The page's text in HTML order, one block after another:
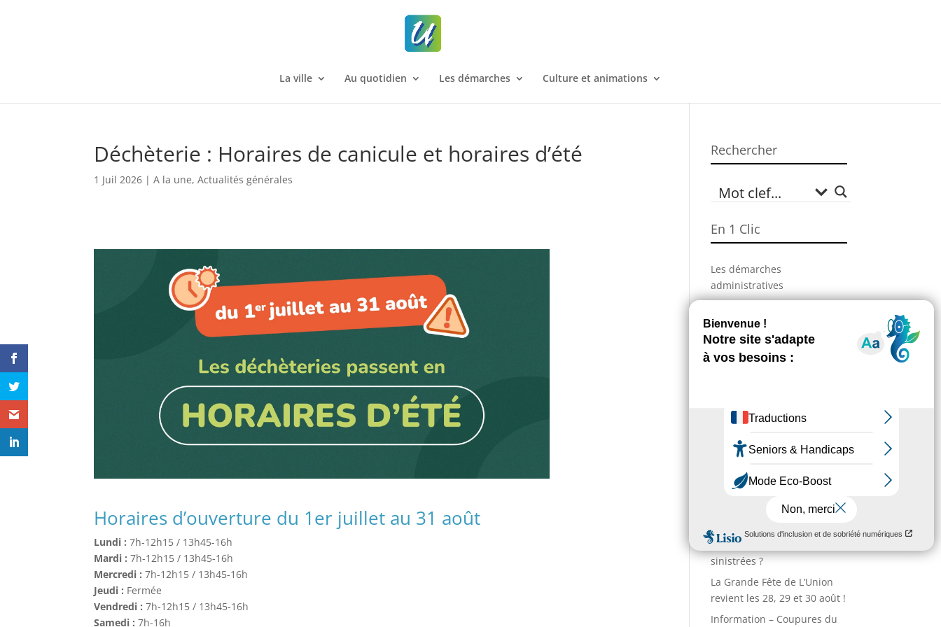
La ville Au quotidien Les démarches Culture et animations
Déchèterie : Horaires de canicule et horaires d’été
1 Juil 2026 |A la une,Actualités générales
Horaires d’ouverture du 1er juillet au 31 août
Lundi : 7h-12h15 / 13h45-16h
Mardi : 7h-12h15 / 13h45-16h
Mercredi : 7h-12h15 / 13h45-16h
Jeudi : Fermée
Vendredi : 7h-12h15 / 13h45-16h
Samedi : 7h-16h
Rechercher
En 1 Clic
Les démarches
administratives
Environnement
Numéros utiles
Annuaire des associations
Action sociale
Actualités
Incendies : comment venir
en aide aux populations
sinistrées ?
La Grande Fête de L’Union
revient les 28, 29 et 30 août !
Information – Coupures du